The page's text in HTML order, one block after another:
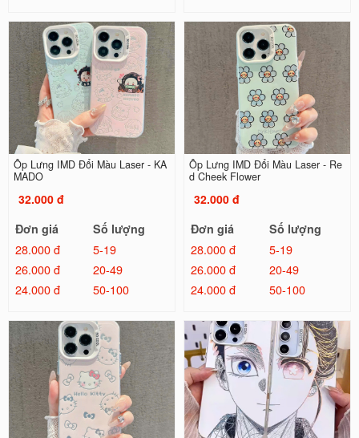
Ốp Lưng IMD Đổi Màu Laser - KA
MADO
32.000 đ
Đơn giá
Số lượng
28.000 đ
5-19
26.000 đ
20-49
24.000 đ
50-100
Ốp Lưng IMD Đổi Màu Laser - Re
d Cheek Flower
32.000 đ
Đơn giá
Số lượng
28.000 đ
5-19
26.000 đ
20-49
24.000 đ
50-100